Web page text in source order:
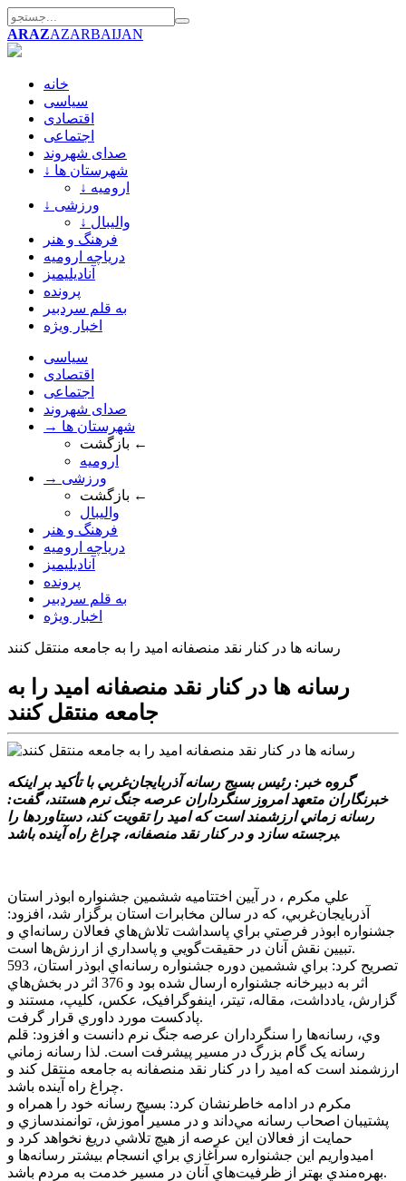
ARAZAZARBAIJAN
خانه
سیاسی
اقتصادی
اجتماعی
صدای شهروند
↓ شهرستان ها
↓ ارومیه
↓ ورزشی
↓ والیبال
فرهنگ و هنر
دریاچه ارومیه
آنادیلیمیز
پرونده
به قلم سردبیر
اخبار ویژه
سیاسی
اقتصادی
اجتماعی
صدای شهروند
→ شهرستان ها
بازگشت ←
ارومیه
→ ورزشی
بازگشت ←
والیبال
فرهنگ و هنر
دریاچه ارومیه
آنادیلیمیز
پرونده
به قلم سردبیر
اخبار ویژه
رسانه ها در کنار نقد منصفانه اميد را به جامعه منتقل کنند
رسانه ها در کنار نقد منصفانه اميد را به
جامعه منتقل کنند
گروه خبر: رئيس بسيج رسانه آذربايجان‌غربي با تأکيد بر اينکه
خبرنگاران متعهد امروز سنگرداران عرصه جنگ نرم هستند، گفت:
رسانه زماني ارزشمند است که اميد را تقويت کند، دستاوردها را
برجسته سازد و در کنار نقد منصفانه، چراغ راه آينده باشد.
علي مکرم ، در آيين اختتاميه ششمين جشنواره ابوذر استان
آذربايجان‌غربي، که در سالن مخابرات استان برگزار شد، افزود:
جشنواره ابوذر فرصتي براي پاسداشت تلاش‌هاي فعالان رسانه‌اي و
تبيين نقش آنان در حقيقت‌گويي و پاسداري از ارزش‌ها است.
تصريح کرد: براي ششمين دوره جشنواره رسانه‌اي ابوذر استان، 593
اثر به دبيرخانه جشنواره ارسال شده بود و 376 اثر در بخش‌هاي
گزارش، يادداشت، مقاله، تيتر، اينفوگرافيک، عکس، کليپ، مستند و
پادکست مورد داوري قرار گرفت.
وي، رسانه‌ها را سنگرداران عرصه جنگ نرم دانست و افزود: قلم
رسانه يک گام بزرگ در مسير پيشرفت است. لذا رسانه زماني
ارزشمند است که اميد را در کنار نقد منصفانه به جامعه منتقل کند و
چراغ راه آينده باشد.
مکرم در ادامه خاطرنشان کرد: بسيج رسانه خود را همراه و
پشتيبان اصحاب رسانه مي‌داند و در مسير آموزش، توانمندسازي و
حمايت از فعالان اين عرصه از هيچ تلاشي دريغ نخواهد کرد و
اميدواريم اين جشنواره سرآغازي براي انسجام بيشتر رسانه‌ها و
بهره‌مندي بهتر از ظرفيت‌هاي آنان در مسير خدمت به مردم باشد.